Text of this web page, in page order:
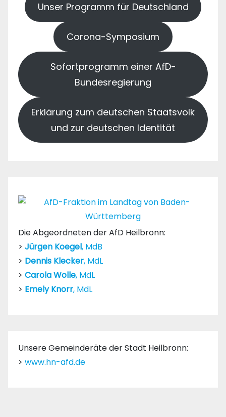
Unser Programm für Deutschland
Corona-Symposium
Sofortprogramm einer AfD-
Bundesregierung
Erklärung zum deutschen Staatsvolk
und zur deutschen Identität
Die Abgeordneten der AfD Heilbronn:
> Jürgen Koegel, MdB
> Dennis Klecker, MdL
> Carola Wolle, MdL
> Emely Knorr, MdL
Unsere Gemeinderäte der Stadt Heilbronn:
> www.hn-afd.de